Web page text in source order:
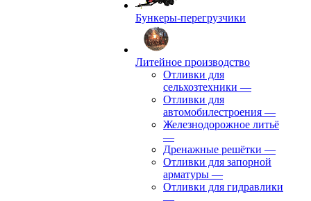
Бункеры-перегрузчики
Литейное производство
Отливки для
сельхозтехники —
Отливки для
автомобилестроения —
Железнодорожное литьё
—
Дренажные решётки —
Отливки для запорной
арматуры —
Отливки для гидравлики